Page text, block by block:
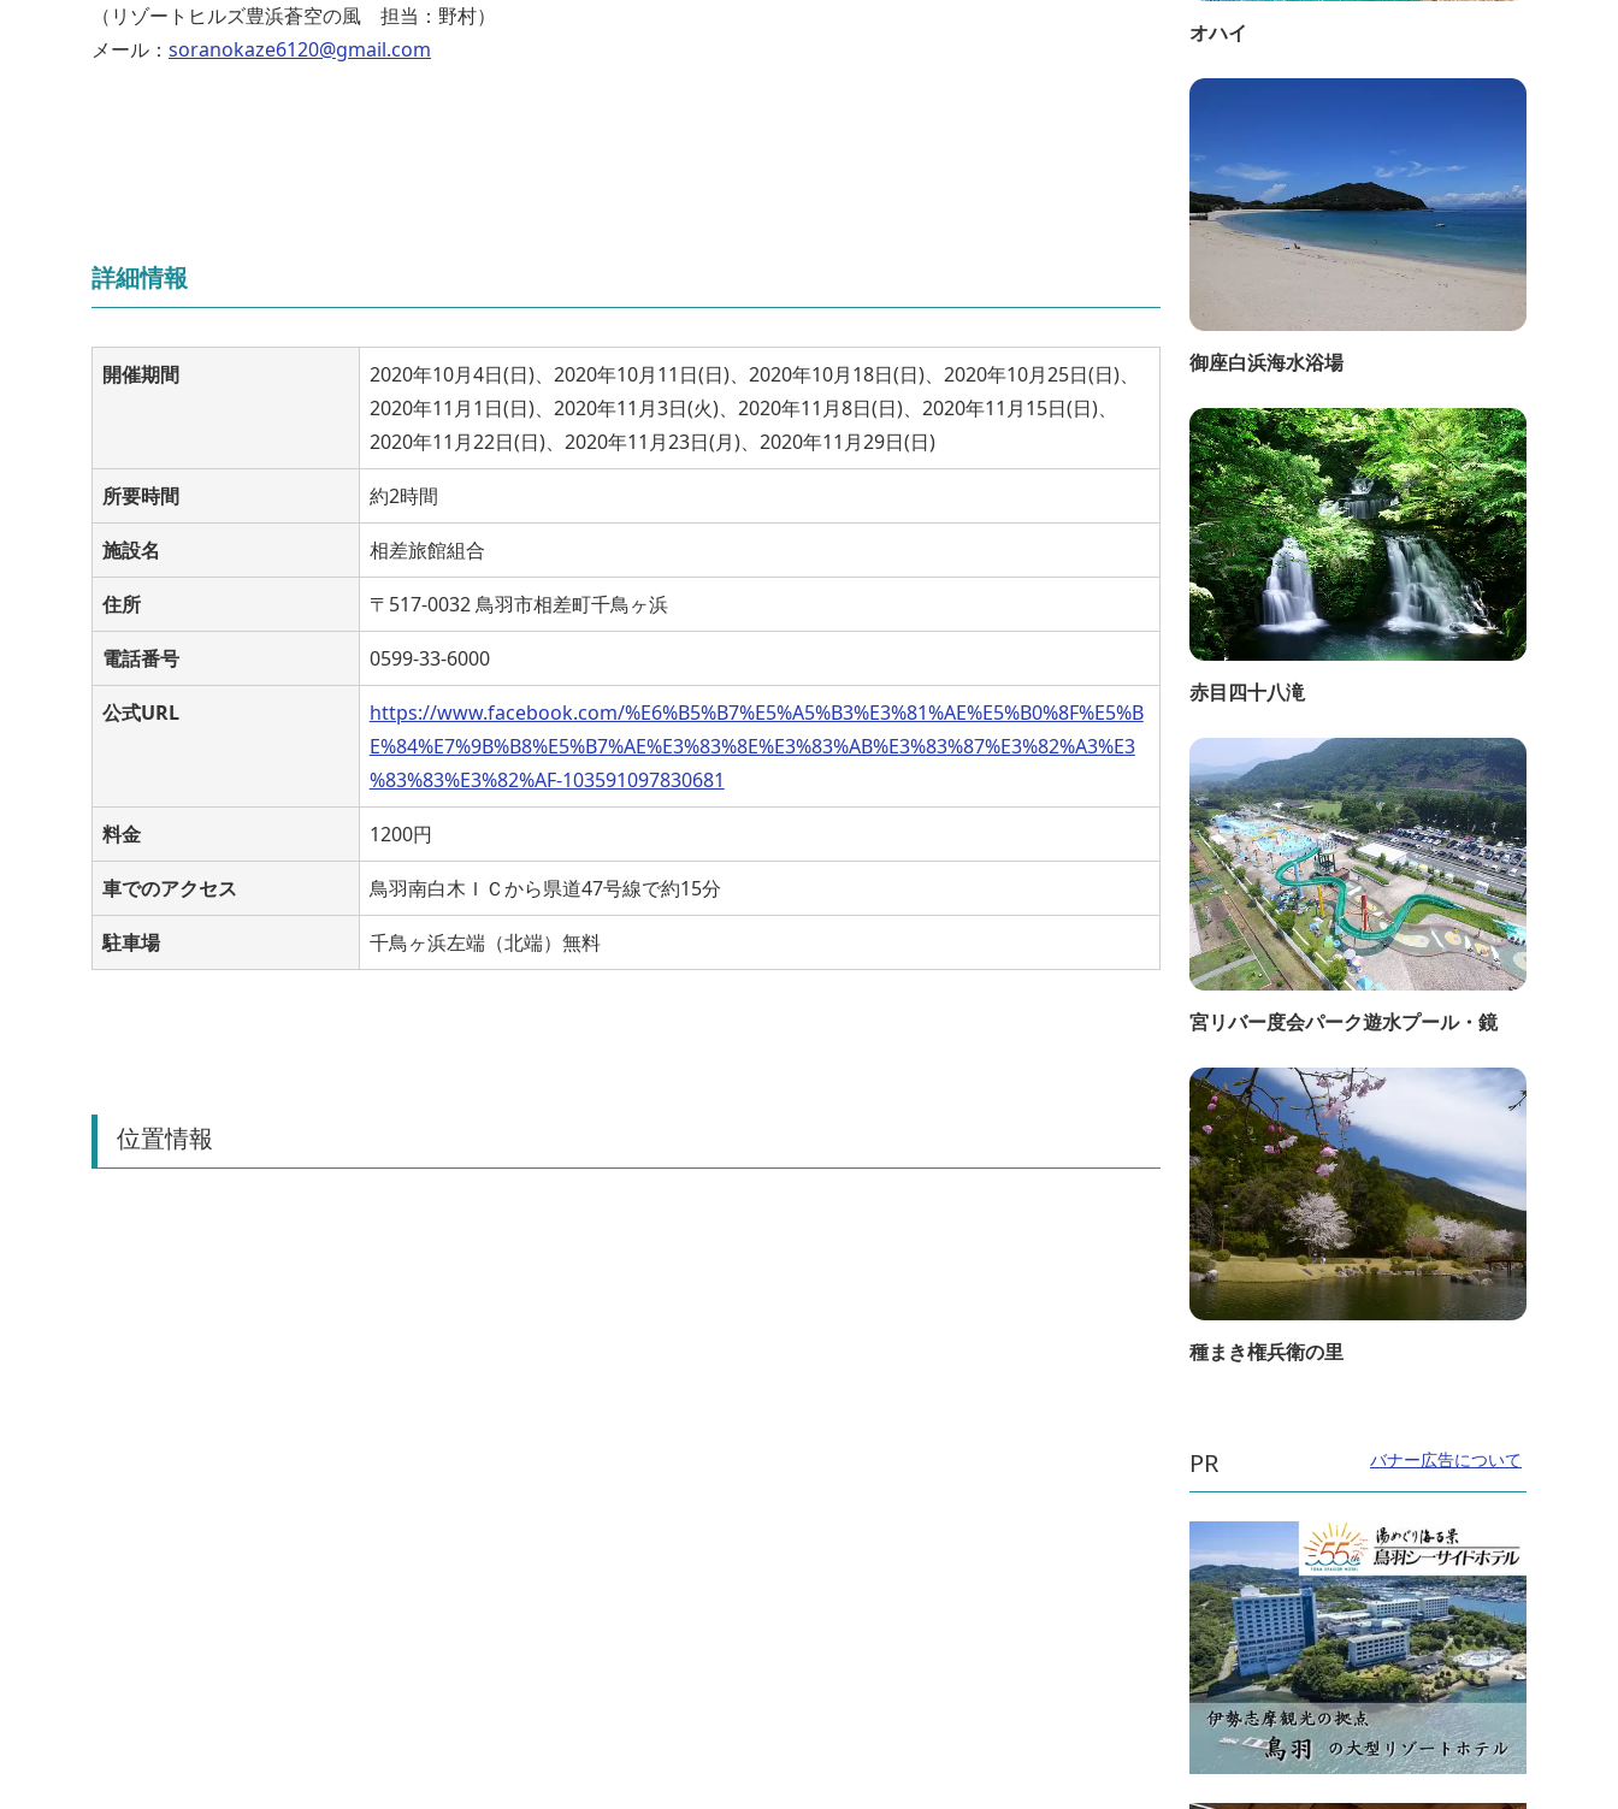
（リゾートヒルズ豊浜蒼空の風 担当：野村）
メール： soranokaze6120@gmail.com
詳細情報
開催期間
2020年10月4日(日)、2020年10月11日(日)、2020年10月18日(日)、2020年10月25日(日)、
2020年11月1日(日)、2020年11月3日(火)、2020年11月8日(日)、2020年11月15日(日)、
2020年11月22日(日)、2020年11月23日(月)、2020年11月29日(日)
所要時間 約2時間
施設名 相差旅館組合
住所 〒517-0032 鳥羽市相差町千鳥ヶ浜
電話番号 0599-33-6000
公式URL
https://www.facebook.com/%E6%B5%B7%E5%A5%B3%E3%81%AE%E5%B0%8F%E5%B
E%84%E7%9B%B8%E5%B7%AE%E3%83%8E%E3%83%AB%E3%83%87%E3%82%A3%E3
%83%83%E3%82%AF-103591097830681
料金 1200円
車でのアクセス 鳥羽南白木ＩＣから県道47号線で約15分
駐車場 千鳥ヶ浜左端（北端）無料
位置情報
オハイ
御座白浜海水浴場
赤目四十八滝
宮リバー度会パーク遊水プール・鏡
種まき権兵衛の里
PR バナー広告について